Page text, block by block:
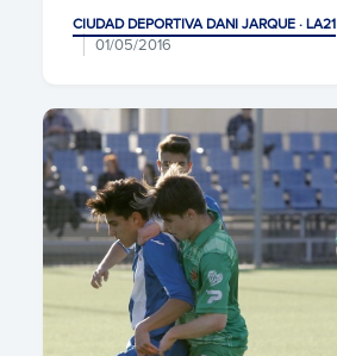
CIUDAD DEPORTIVA DANI JARQUE · LA21
01/05/2016